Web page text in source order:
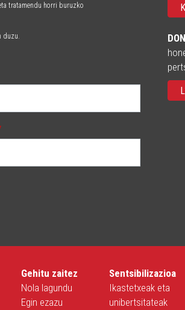
tratamendu horri buruzko
Gehitu zaitez
Nola lagundu
Egin ezazu
Sentsibilizazioa
Ikastetxeak eta
unibertsitateak